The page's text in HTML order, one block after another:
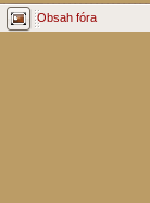
Obsah fóra